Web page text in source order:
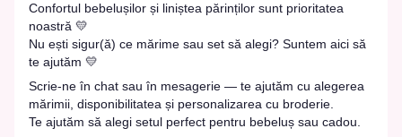
Confortul bebelușilor și liniștea părinților sunt prioritatea
noastră 💛
Nu ești sigur(ă) ce mărime sau set să alegi? Suntem aici să
te ajutăm 💛
Scrie-ne în chat sau în mesagerie — te ajutăm cu alegerea
mărimii, disponibilitatea și personalizarea cu broderie.
Te ajutăm să alegi setul perfect pentru bebeluș sau cadou.